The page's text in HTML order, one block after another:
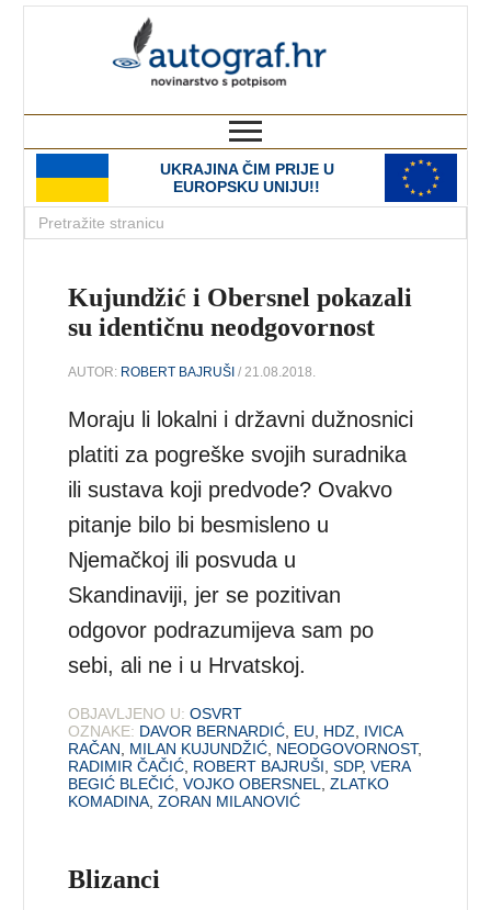
UKRAJINA ČIM PRIJE U
EUROPSKU UNIJU!!
Kujundžić i Obersnel pokazali
su identičnu neodgovornost
AUTOR: ROBERT BAJRUŠI / 21.08.2018.
Moraju li lokalni i državni dužnosnici
platiti za pogreške svojih suradnika
ili sustava koji predvode? Ovakvo
pitanje bilo bi besmisleno u
Njemačkoj ili posvuda u
Skandinaviji, jer se pozitivan
odgovor podrazumijeva sam po
sebi, ali ne i u Hrvatskoj.
OBJAVLJENO U: OSVRT
OZNAKE: DAVOR BERNARDIĆ EU HDZ
IVICA
RAČAN
MILAN KUJUNDŽIĆ NEODGOVORNOST,
RADIMIR ČAČIĆ ROBERT BAJRUŠI ,SDP,VERA
BEGIĆ BLEČIĆ ,VOJKO OBERSNEL ,ZLATKO
KOMADINA ,ZORAN MILANOVIĆ
Blizanci